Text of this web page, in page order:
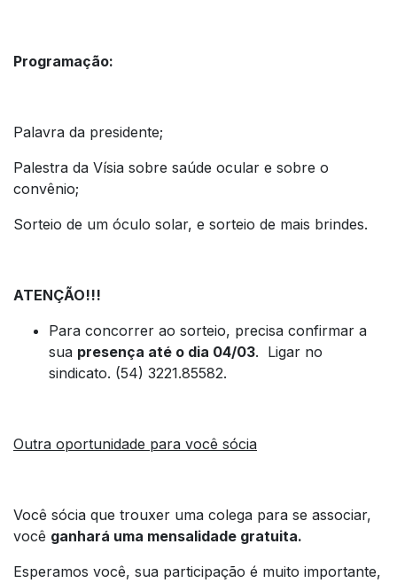
Programação:
Palavra da presidente;
Palestra da Vísia sobre saúde ocular e sobre o
convênio;
Sorteio de um óculo solar, e sorteio de mais brindes.
ATENÇÃO!!!
Para concorrer ao sorteio, precisa confirmar a
sua presença até o dia 04/03. Ligar no
sindicato. (54) 3221.85582.
Outra oportunidade para você sócia
Você sócia que trouxer uma colega para se associar,
você ganhará uma mensalidade gratuita.
Esperamos você, sua participação é muito importante,